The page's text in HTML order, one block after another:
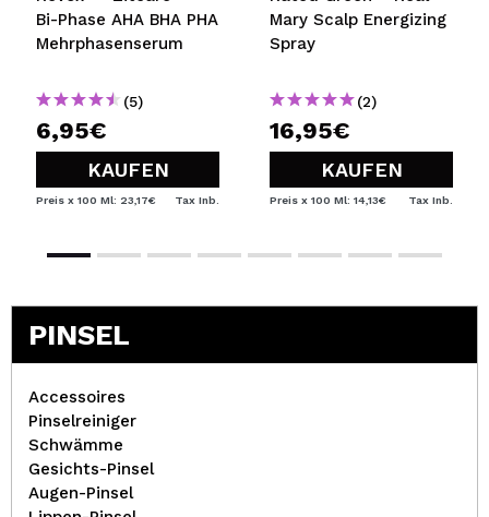
Bi-Phase AHA BHA PHA
Mehrphasenserum
(5)
6,95€
KAUFEN
Preis x 100 Ml: 23,17€ Tax Inb.
Mary Scalp Energizing
Spray
(2)
16,95€
KAUFEN
Preis x 100 Ml: 14,13€ Tax Inb.
PINSEL
Accessoires
Pinselreiniger
Schwämme
Gesichts-Pinsel
Augen-Pinsel